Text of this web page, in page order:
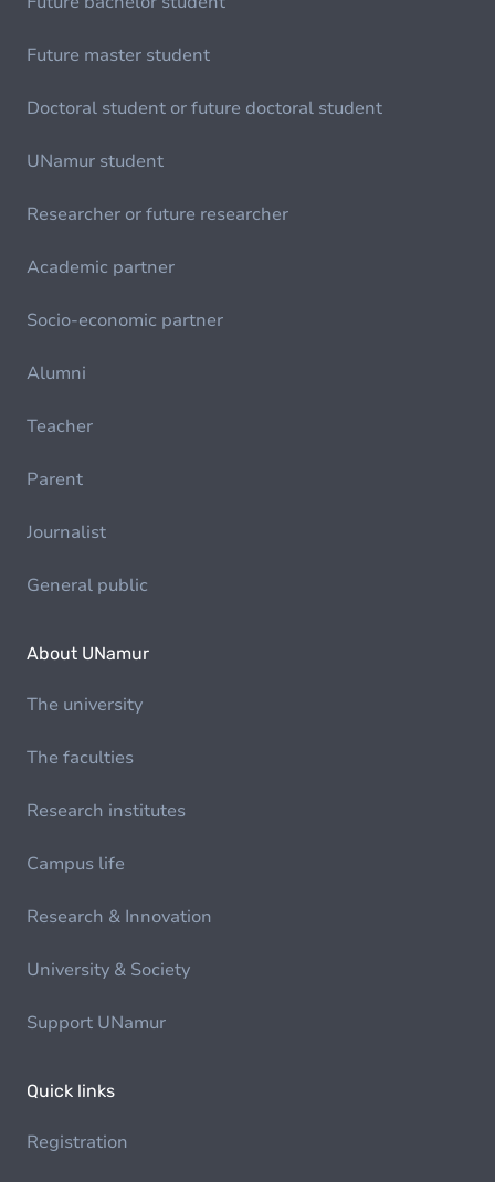
Future master student
Doctoral student or future doctoral student
UNamur student
Researcher or future researcher
Academic partner
Socio-economic partner
Alumni
Teacher
Parent
Journalist
General public
About UNamur
The university
The faculties
Research institutes
Campus life
Research & Innovation
University & Society
Support UNamur
Quick links
Registration